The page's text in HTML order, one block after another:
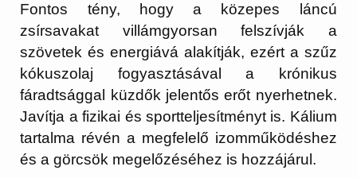
Fontos tény, hogy a közepes láncú
zsírsavakat villámgyorsan felszívják a
szövetek és energiává alakítják, ezért a szűz
kókuszolaj fogyasztásával a krónikus
fáradtsággal küzdők jelentős erőt nyerhetnek.
Javítja a fizikai és sportteljesítményt is. Kálium
tartalma révén a megfelelő izomműködéshez
és a görcsök megelőzéséhez is hozzájárul.